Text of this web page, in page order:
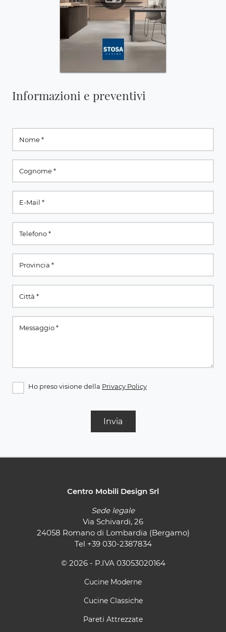
Informazioni e preventivi
Ho preso visione della Privacy Policy
Invia
Centro Mobili Design Srl
Sede legale
Via Schivardi, 26
24058 Romano di Lombardia (Bergamo)
Tel +39 030-2387834
© 2026 - P.IVA 03053020164
Cucine Moderne
Cucine Classiche
Pareti Attrezzate